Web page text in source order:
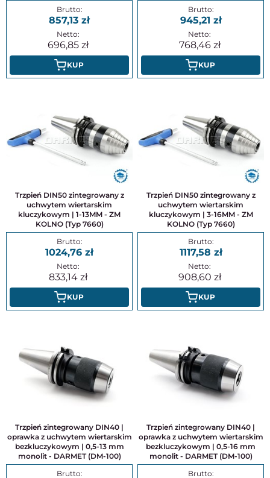
857,13
696,85
KUP
945,21
768,46
KUP
Trzpień DIN50 zintegrowany z
uchwytem wiertarskim
kluczykowym | 1-13MM - ZM
KOLNO (Typ 7660)
1024,76
833,14
KUP
Trzpień DIN50 zintegrowany z
uchwytem wiertarskim
kluczykowym | 3-16MM - ZM
KOLNO (Typ 7660)
1117,58
908,60
KUP
Trzpień zintegrowany DIN40 |
oprawka z uchwytem wiertarskim
bezkluczykowym | 0,5-13 mm
monolit - DARMET (DM-100)
Trzpień zintegrowany DIN40 |
oprawka z uchwytem wiertarskim
bezkluczykowym | 0,5-16 mm
monolit - DARMET (DM-100)